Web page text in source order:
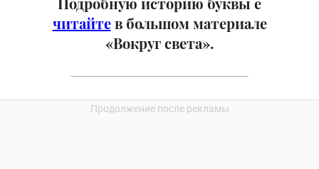
читайтев большом материале
«Вокруг света».